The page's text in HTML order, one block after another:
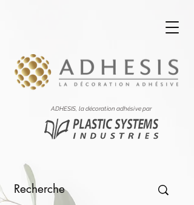
ADHESIS, la décoration adhésive par